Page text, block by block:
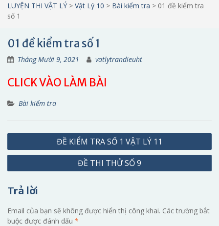
LUYỆN THI VẬT LÝ > Vật Lý 10 > Bài kiểm tra > 01 đề kiểm tra
số 1
01 đề kiểm tra số 1
Tháng Mười 9, 2021 vatlytrandieuht
CLICK VÀO LÀM BÀI
Bài kiểm tra
Điều
hướng
ĐỀ KIỂM TRA SỐ 1 VẬT LÝ 11
ĐỀ THI THỬ SỐ 9
Trả lời
Email của bạn sẽ không được hiển thị công khai. Các trường bắt
buộc được đánh dấu *